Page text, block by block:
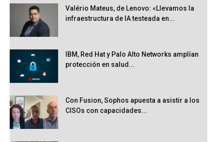
Valério Mateus, de Lenovo: «Llevamos la
infraestructura de IA testeada en...
IBM, Red Hat y Palo Alto Networks amplían
protección en salud...
Con Fusion, Sophos apuesta a asistir a los
CISOs con capacidades...